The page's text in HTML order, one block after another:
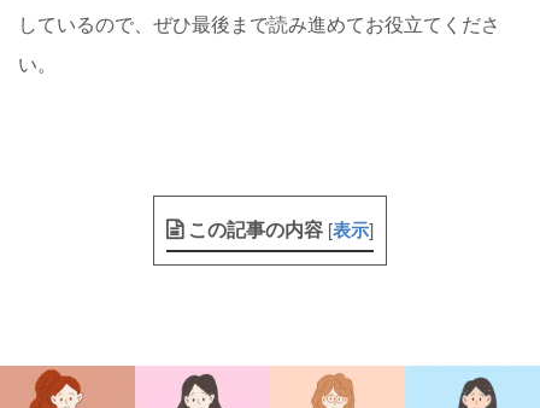
しているので、ぜひ最後まで読み進めてお役立てくださ
い。
この記事の内容 [表示]